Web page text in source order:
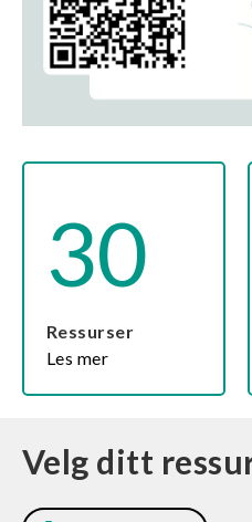
30
Les mer
Ressurser
Velg ditt